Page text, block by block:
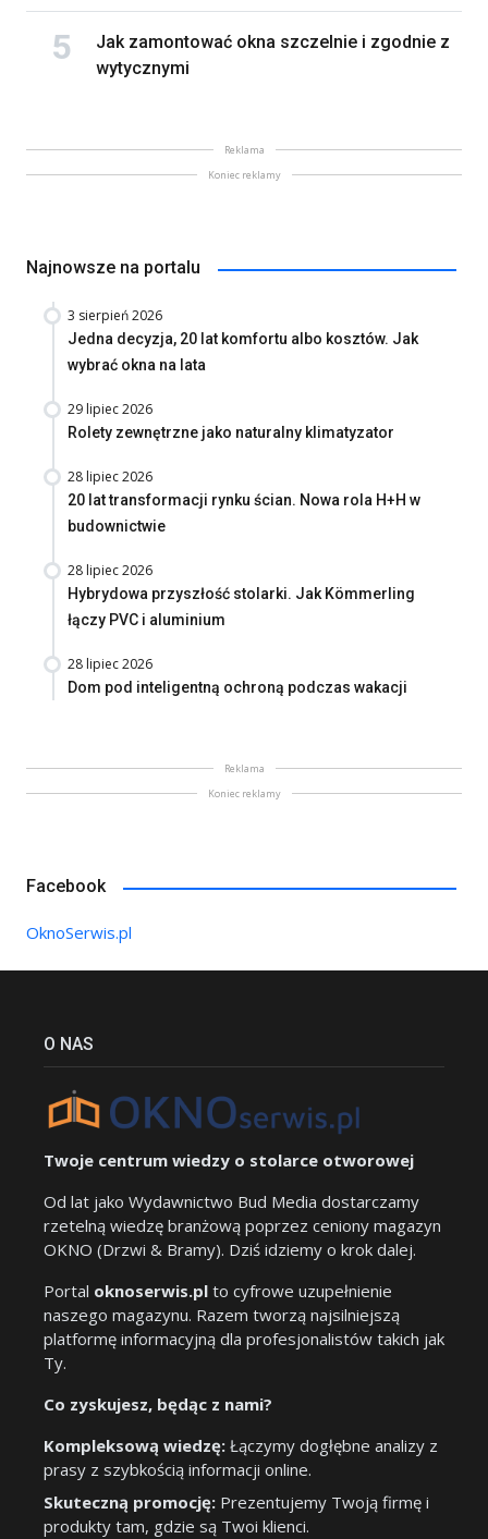
Jak zamontować okna szczelnie i zgodnie z
wytycznymi
Reklama
Koniec reklamy
Najnowsze na portalu
3 sierpień 2026
Jedna decyzja, 20 lat komfortu albo kosztów. Jak
wybrać okna na lata
29 lipiec 2026
Rolety zewnętrzne jako naturalny klimatyzator
28 lipiec 2026
20 lat transformacji rynku ścian. Nowa rola H+H w
budownictwie
28 lipiec 2026
Hybrydowa przyszłość stolarki. Jak Kömmerling
łączy PVC i aluminium
28 lipiec 2026
Dom pod inteligentną ochroną podczas wakacji
Reklama
Koniec reklamy
Facebook
OknoSerwis.pl
O NAS
Twoje centrum wiedzy o stolarce otworowej
Od lat jako Wydawnictwo Bud Media dostarczamy
rzetelną wiedzę branżową poprzez ceniony magazyn
OKNO (Drzwi & Bramy). Dziś idziemy o krok dalej.
Portal oknoserwis.pl to cyfrowe uzupełnienie
naszego magazynu. Razem tworzą najsilniejszą
platformę informacyjną dla profesjonalistów takich jak
Ty.
Co zyskujesz, będąc z nami?
Kompleksową wiedzę: Łączymy dogłębne analizy z
prasy z szybkością informacji online.
Skuteczną promocję: Prezentujemy Twoją firmę i
produkty tam, gdzie są Twoi klienci.